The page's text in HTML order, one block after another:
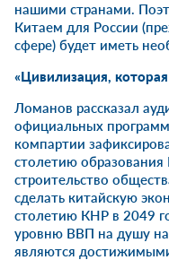
нашими странами.
Китаем для России
сфере) будет иметь
«Цивилизация,
Ломанов рассказал
официальных
компартии
столетию
строительство
сделать китайскую
столетию КНР в 2049
уровню ВВП на душу
являются